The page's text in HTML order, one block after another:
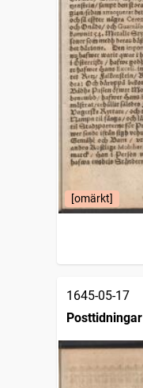
[omärkt]
1645-05-17
Posttidningar